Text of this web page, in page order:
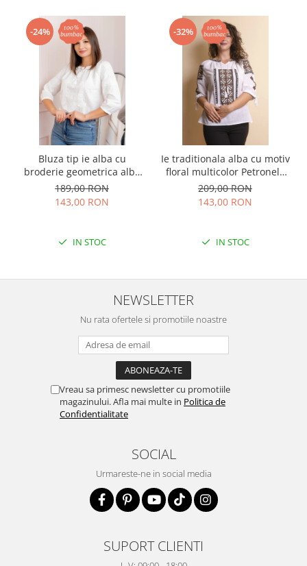
-24%
Bluza tip ie alba cu
broderie geometrica alba
Agata
189,00 RON
143,00 RON
IN STOC
-32%
Ie traditionala alba cu motiv
floral multicolor Petronela
01
209,00 RON
143,00 RON
IN STOC
NEWSLETTER
Nu rata ofertele si promotiile noastre
Vreau sa primesc newsletter cu promotiile
magazinului. Afla mai multe in Politica de
Confidentialitate
SOCIAL
Urmareste-ne in social media
SUPORT CLIENTI